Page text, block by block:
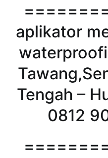
aplikator
Tengah –
0812